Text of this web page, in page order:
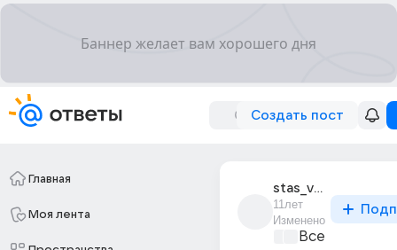
Создать пост
Главная
Моя лента
stas_vasilev_182
11лет
Изменено
Все про